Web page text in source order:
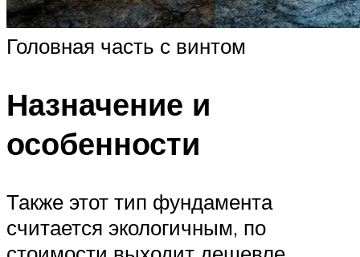
Головная часть с винтом
Назначение и
особенности
Также этот тип фундамента
считается экологичным, по